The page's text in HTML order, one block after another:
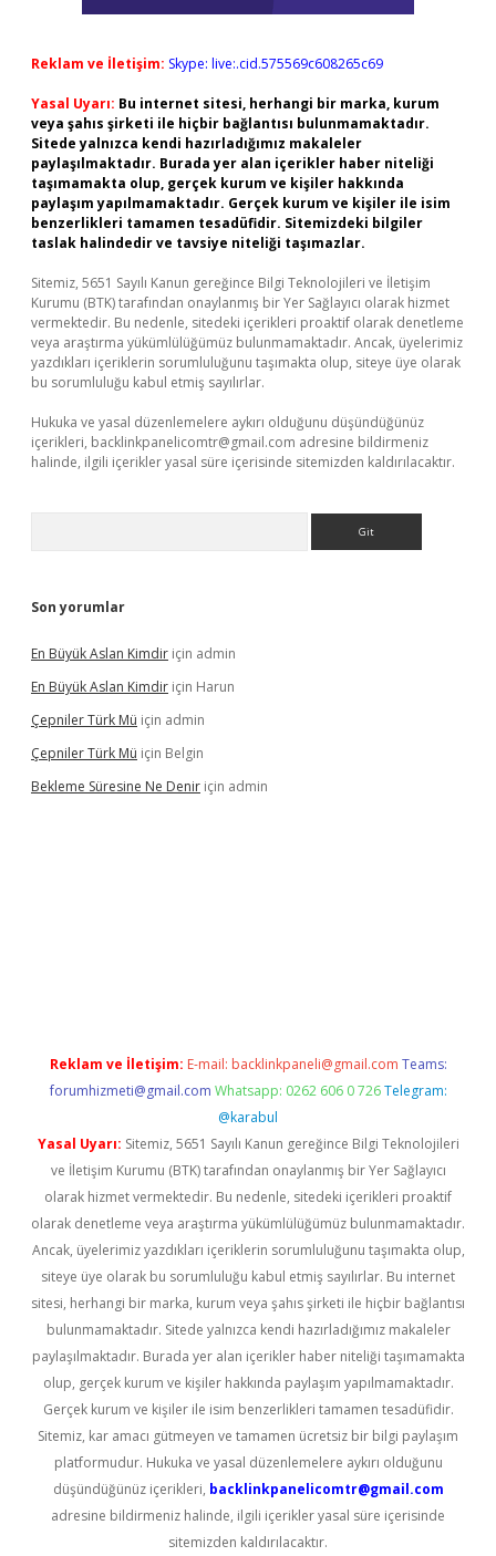
Reklam ve İletişim: Skype: live:.cid.575569c608265c69
Yasal Uyarı: Bu internet sitesi, herhangi bir marka, kurum
veya şahıs şirketi ile hiçbir bağlantısı bulunmamaktadır.
Sitede yalnızca kendi hazırladığımız makaleler
paylaşılmaktadır. Burada yer alan içerikler haber niteliği
taşımamakta olup, gerçek kurum ve kişiler hakkında
paylaşım yapılmamaktadır. Gerçek kurum ve kişiler ile isim
benzerlikleri tamamen tesadüfidir. Sitemizdeki bilgiler
taslak halindedir ve tavsiye niteliği taşımazlar.
Sitemiz, 5651 Sayılı Kanun gereğince Bilgi Teknolojileri ve İletişim
Kurumu (BTK) tarafından onaylanmış bir Yer Sağlayıcı olarak hizmet
vermektedir. Bu nedenle, sitedeki içerikleri proaktif olarak denetleme
veya araştırma yükümlülüğümüz bulunmamaktadır. Ancak, üyelerimiz
yazdıkları içeriklerin sorumluluğunu taşımakta olup, siteye üye olarak
bu sorumluluğu kabul etmiş sayılırlar.
Hukuka ve yasal düzenlemelere aykırı olduğunu düşündüğünüz
içerikleri, backlinkpanelicomtr@gmail.com adresine bildirmeniz
halinde, ilgili içerikler yasal süre içerisinde sitemizden kaldırılacaktır.
Son yorumlar
En Büyük Aslan Kimdir için admin
En Büyük Aslan Kimdir için Harun
Çepniler Türk Mü için admin
Çepniler Türk Mü için Belgin
Bekleme Süresine Ne Denir için admin
Reklam ve İletişim: E-mail: backlinkpaneli@gmail.com Teams:
forumhizmeti@gmail.com Whatsapp: 0262 606 0 726 Telegram:
@karabul
Yasal Uyarı: Sitemiz, 5651 Sayılı Kanun gereğince Bilgi Teknolojileri
ve İletişim Kurumu (BTK) tarafından onaylanmış bir Yer Sağlayıcı
olarak hizmet vermektedir. Bu nedenle, sitedeki içerikleri proaktif
olarak denetleme veya araştırma yükümlülüğümüz bulunmamaktadır.
Ancak, üyelerimiz yazdıkları içeriklerin sorumluluğunu taşımakta olup,
siteye üye olarak bu sorumluluğu kabul etmiş sayılırlar. Bu internet
sitesi, herhangi bir marka, kurum veya şahıs şirketi ile hiçbir bağlantısı
bulunmamaktadır. Sitede yalnızca kendi hazırladığımız makaleler
paylaşılmaktadır. Burada yer alan içerikler haber niteliği taşımamakta
olup, gerçek kurum ve kişiler hakkında paylaşım yapılmamaktadır.
Gerçek kurum ve kişiler ile isim benzerlikleri tamamen tesadüfidir.
Sitemiz, kar amacı gütmeyen ve tamamen ücretsiz bir bilgi paylaşım
platformudur. Hukuka ve yasal düzenlemelere aykırı olduğunu
düşündüğünüz içerikleri, backlinkpanelicomtr@gmail.com
adresine bildirmeniz halinde, ilgili içerikler yasal süre içerisinde
sitemizden kaldırılacaktır.